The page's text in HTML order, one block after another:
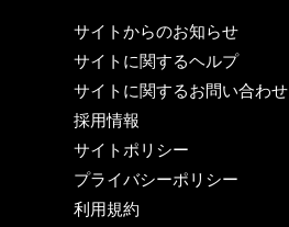
サイトからのお知らせ
サイトに関するヘルプ
サイトに関するお問い合わせ
採用情報
サイトポリシー
プライバシーポリシー
利用規約